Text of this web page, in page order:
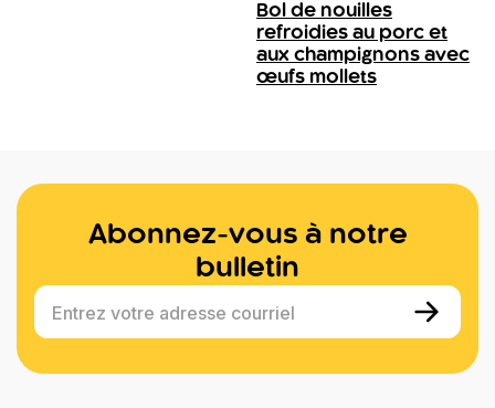
Bol de nouilles
refroidies au porc et
aux champignons avec
œufs mollets
Abonnez-vous à notre
bulletin
Entrez votre adresse courriel